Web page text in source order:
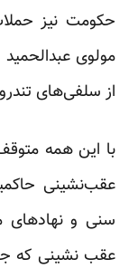
حکومت نیز
مولوی
از سلفی‌های
با این همه
عقب‌نشینی
سنی و نهادهای
عقب نشینی که